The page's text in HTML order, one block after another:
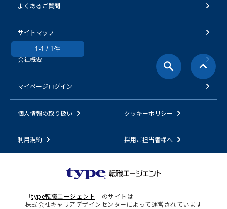
1-1 / 1件
よくあるご質問
サイトマップ
会社概要
マイページログイン
個人情報の取り扱い クッキーポリシー
利用規約 採用ご担当者様へ
「type転職エージェント 」のサイトは
株式会社キャリアデザインセンターによって運営されています